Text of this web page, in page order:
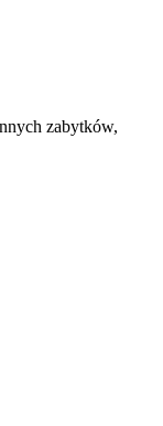
zabytków,